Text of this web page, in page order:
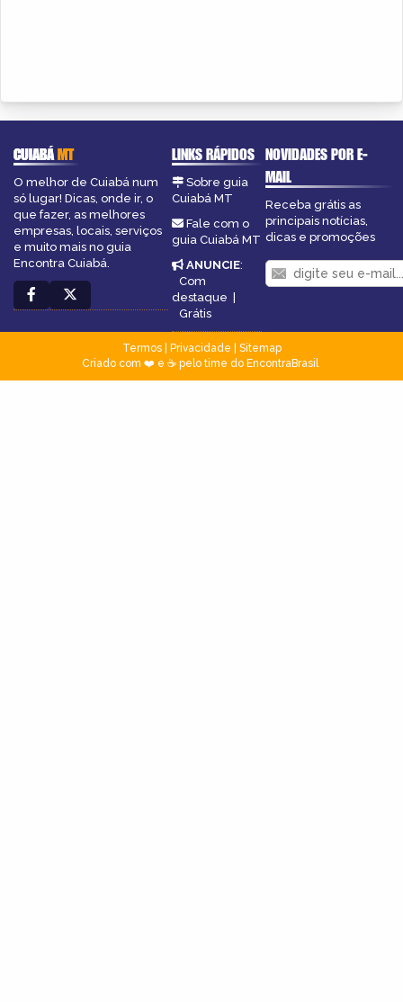
CUIABÁMT
O melhor de Cuiabá num
só lugar! Dicas, onde ir, o
que fazer, as melhores
empresas, locais, serviços
e muito mais no guia
Encontra Cuiabá.
LINKS RÁPIDOS
Sobre guia
Cuiabá MT
Fale com o
guia Cuiabá MT
ANUNCIE:
Com
destaque |
Grátis
NOVIDADES POR E-
MAIL
Receba grátis as
principais notícias,
dicas e promoções
Termos| Privacidade
Sitemap
Criado com ❤️ e ☕ pelo time do EncontraBrasil